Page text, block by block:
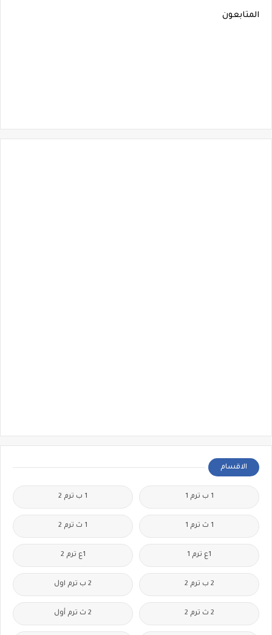
المتابعون
الاقسام
1 ب ترم 1 1 ب ترم 2
1 ث ترم 1 1 ث ترم 2
1ع ترم 1 1ع ترم 2
2 ب ترم 2 2 ب ترم اول
2 ث ترم 2 2 ث ترم أول